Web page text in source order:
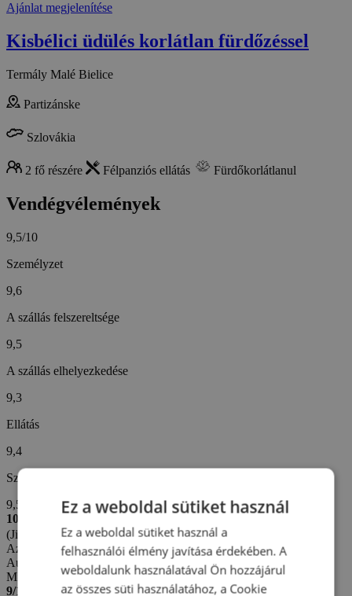
Ajánlat megjelenítése
Kisbélici üdülés korlátlan fürdőzéssel
Termály Malé Bielice
Partizánske
Szlovákia
2 fő részére Félpanziós ellátás Fürdőkorlátlanul
Vendégvélemények
9,5/10
Személyzet
9,6
A szállás felszereltsége
9,5
A szállás elhelyezkedése
9,3
Ellátás
9,4
Szállodai szolgáltatások
9,5
10/10
(Jiří C. -
Cseh)
Az értékelés létrehozva: 26. 7. 2026
Automatikus fordítás (
Eredeti megjelenítése
Minden a legnagyobb rendben volt.
9/10
Ez a weboldal sütiket használ
Ez a weboldal sütiket használ a
felhasználói élmény javítása érdekében. A
weboldalunk használatával Ön hozzájárul
az összes süti használatához, a Cookie